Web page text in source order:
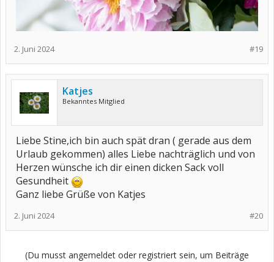
#19
2. Juni 2024
Katjes
Bekanntes Mitglied
Liebe Stine,ich bin auch spät dran ( gerade aus dem
Urlaub gekommen) alles Liebe nachträglich und von
Herzen wünsche ich dir einen dicken Sack voll
Gesundheit
Ganz liebe Grüße von Katjes
#20
2. Juni 2024
(Du musst angemeldet oder registriert sein, um Beiträge